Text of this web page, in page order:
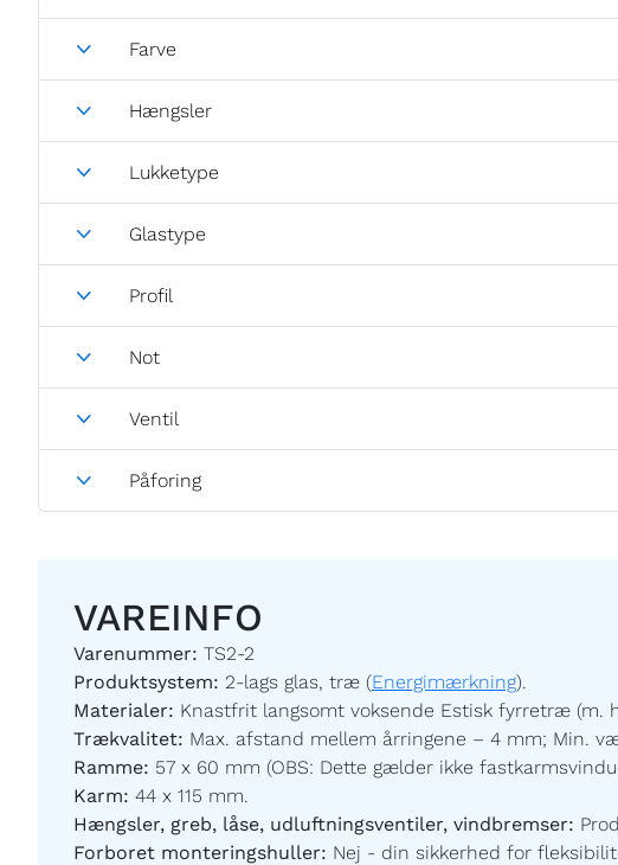
Farve
Hængsler
Lukketype
Glastype
Profil
Not
Ventil
Påforing
VAREINFO
Varenummer: TS2-2
Produktsystem: 2-lags glas, træ (Energimærkning).
Materialer: Knastfrit langsomt voksende Estisk fyrretræ (m.
Trækvalitet: Max. afstand mellem årringene – 4 mm; Min.
Ramme: 57 x 60 mm (OBS: Dette gælder ikke
Karm: 44 x 115 mm.
Hængsler, greb, låse, udluftningsventiler, vindbremser:
Forboret monteringshuller: Nej - din sikkerhed for